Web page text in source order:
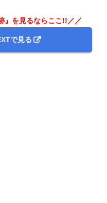
』を見るならここ!!／／
で見る